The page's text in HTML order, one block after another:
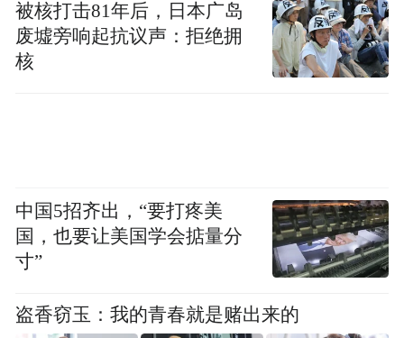
被核打击81年后，日本广岛
废墟旁响起抗议声：拒绝拥
核
中国5招齐出，“要打疼美
国，也要让美国学会掂量分
寸”
盗香窃玉：我的青春就是赌出来的